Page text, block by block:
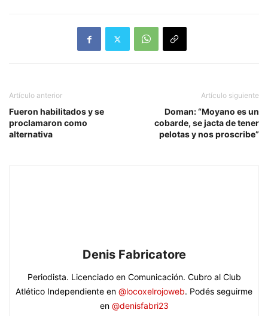
Artículo anterior
Fueron habilitados y se
proclamaron como
alternativa
Artículo siguiente
Doman: “Moyano es un
cobarde, se jacta de tener
pelotas y nos proscribe”
Denis Fabricatore
Periodista. Licenciado en Comunicación. Cubro al Club
Atlético Independiente en @locoxelrojoweb. Podés seguirme
en @denisfabri23